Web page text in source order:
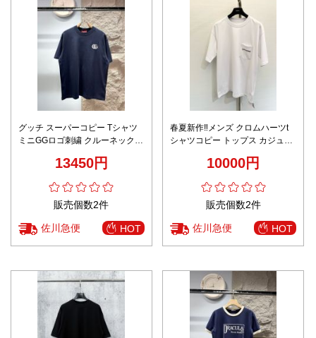
グッチ スーパーコピー Tシャツ
ミニGGロゴ刺繍 クルーネックシ
13450円
販売個数2件
佐川急便 HOT
春夏新作‼メンズ クロムハーツt
シャツコピー トップス カジュア
10000円
販売個数2件
佐川急便 HOT